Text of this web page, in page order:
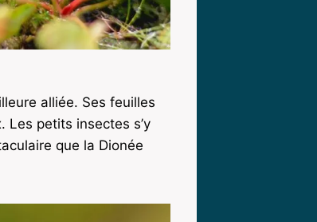
alliée. Ses feuilles
petits insectes s’y
que la Dionée